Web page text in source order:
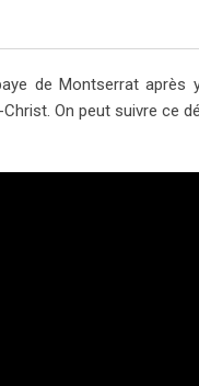
de Montserrat
On peut suivre ce